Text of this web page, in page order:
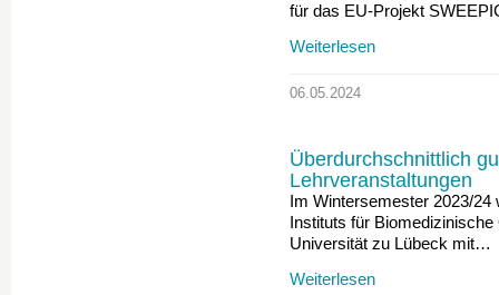
für das EU-Projekt
Weiterlesen
06.05.2024
Überdurchschnittlich
Lehrveranstaltungen
Im Wintersemester 2023/24
Instituts für
Universität zu Lübeck mit…
Weiterlesen